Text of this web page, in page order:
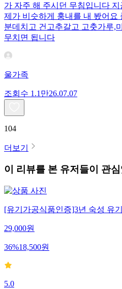
가 자주 해 주시던 무침입니다
제가 비슷하게 훙내를 내 봤어요
분데치고 건고추갈고 고춧가루,
무치면 됩니다
울가족
조회수 1.1만26.07.07
104
더보기
이 리뷰를 본 유저들이 관
[유기가공식품인증]3년 숙성 유
29,000원
36%18,500원
5.0